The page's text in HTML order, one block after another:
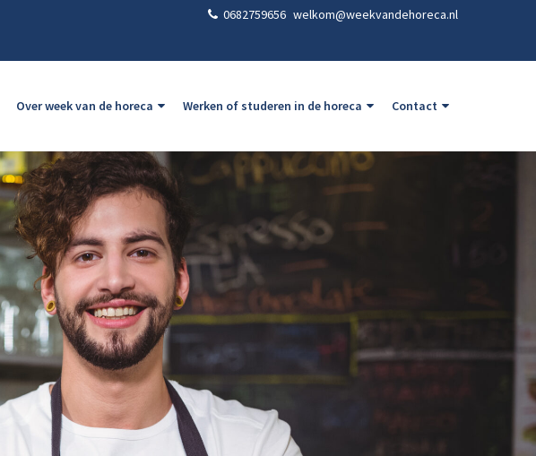
0682759656 welkom@weekvandehoreca.nl
Over week van de horeca Werken of studeren in de horeca Contact